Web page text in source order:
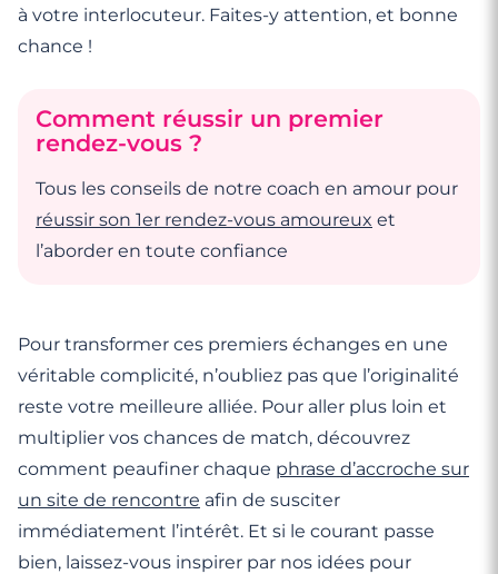
à votre interlocuteur. Faites-y attention, et bonne
chance !
Comment réussir un premier
rendez-vous ?
Tous les conseils de notre coach en amour pour
réussir son 1er rendez-vous amoureux et
l’aborder en toute confiance
Pour transformer ces premiers échanges en une
véritable complicité, n’oubliez pas que l’originalité
reste votre meilleure alliée. Pour aller plus loin et
multiplier vos chances de match, découvrez
comment peaufiner chaque phrase d’accroche sur
un site de rencontre afin de susciter
immédiatement l’intérêt. Et si le courant passe
bien, laissez-vous inspirer par nos idées pour